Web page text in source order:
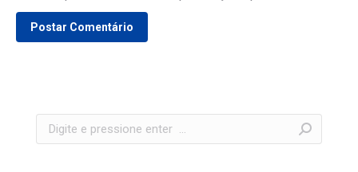
Postar Comentário
Search: